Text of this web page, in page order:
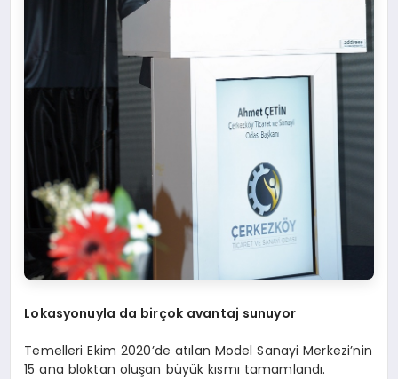
Lokasyonuyla da birçok avantaj sunuyor
Temelleri Ekim 2020’de atılan Model Sanayi Merkezi’nin
15 ana bloktan oluşan büyük kısmı tamamlandı.